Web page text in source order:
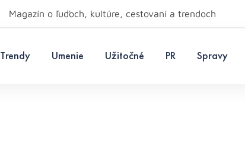
Magazín o ľuďoch, kultúre, cestovaní a trendoch
Trendy Umenie Užitočné PR Spravy